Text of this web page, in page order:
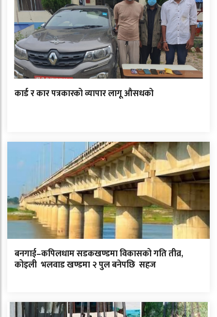
कार्ड र कार पत्रकारको व्यापार लागू औसधको
बनगाई–कपिलधाम सडकखण्डमा विकासको गति तीव्र,
कोइली भलवाड खण्डमा २ पुल बनेपछि सहज